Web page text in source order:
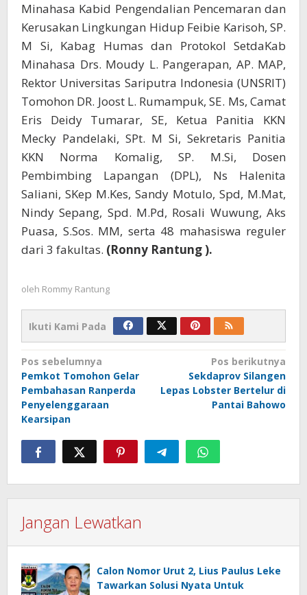
Minahasa Kabid Pengendalian Pencemaran dan
Kerusakan Lingkungan Hidup Feibie Karisoh, SP.
M Si, Kabag Humas dan Protokol SetdaKab
Minahasa Drs. Moudy L. Pangerapan, AP. MAP,
Rektor Universitas Sariputra Indonesia (UNSRIT)
Tomohon DR. Joost L. Rumampuk, SE. Ms, Camat
Eris Deidy Tumarar, SE, Ketua Panitia KKN
Mecky Pandelaki, SPt. M Si, Sekretaris Panitia
KKN Norma Komalig, SP. M.Si, Dosen
Pembimbing Lapangan (DPL), Ns Halenita
Saliani, SKep M.Kes, Sandy Motulo, Spd, M.Mat,
Nindy Sepang, Spd. M.Pd, Rosali Wuwung, Aks
Puasa, S.Sos. MM, serta 48 mahasiswa reguler
dari 3 fakultas. (Ronny Rantung ).
oleh Rommy Rantung
Ikuti Kami Pada
Navigasi
pos
Pos sebelumnya
Pemkot Tomohon Gelar
Pembahasan Ranperda
Penyelenggaraan
Kearsipan
Pos berikutnya
Sekdaprov Silangen
Lepas Lobster Bertelur di
Pantai Bahowo
Jangan Lewatkan
Calon Nomor Urut 2, Lius Paulus Leke
Tawarkan Solusi Nyata Untuk